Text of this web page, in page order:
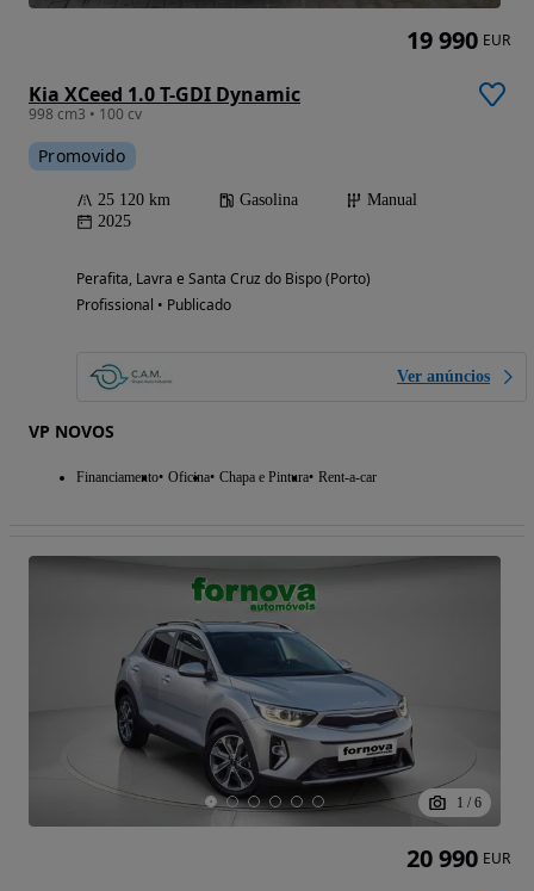
Kia XCeed 1.0 T-GDI Dynamic
998 cm3 • 100 cv
Promovido
25 120 km Gasolina
Manual
2025
Perafita, Lavra e Santa Cruz do Bispo (Porto)
Profissional • Publicado
Ver anúncios
VP NOVOS
Financiamento Oficina Chapa e Pintura Rent-a-car
19 990 EUR
1 / 6
20 990 EUR